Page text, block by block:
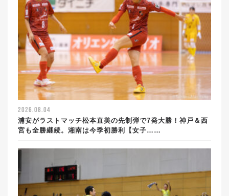
2026.08.04
浦安がラストマッチ松本直美の先制弾で7発大勝！神戸＆西
宮も全勝継続。湘南は今季初勝利【女子……